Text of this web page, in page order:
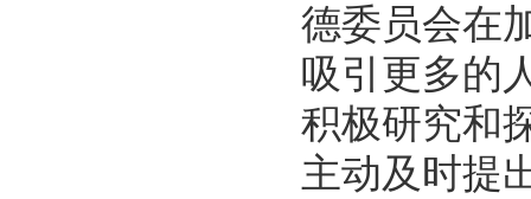
德委员会在
吸引更多的
积极研究和
主动及时提